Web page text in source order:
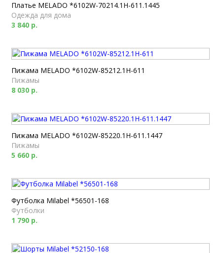
Платье MELADO *6102W-70214.1H-611.1445
Одежда для дома
3 840 р.
Пижама MELADO *6102W-85212.1H-611
Пижамы
8 030 р.
Пижама MELADO *6102W-85220.1H-611.1447
Пижамы
5 660 р.
Футболка Milabel *56501-168
Футболки
1 790 р.